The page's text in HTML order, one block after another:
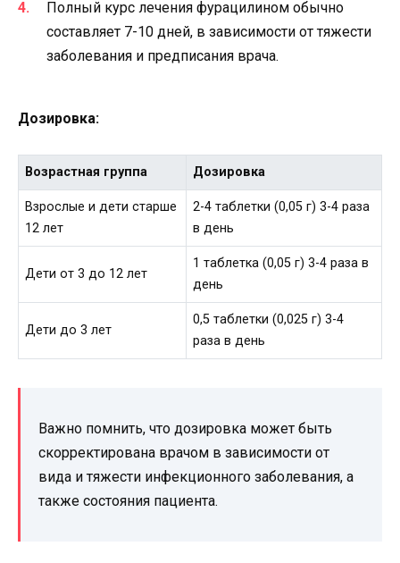
Полный курс лечения фурацилином обычно
составляет 7-10 дней, в зависимости от тяжести
заболевания и предписания врача.
Дозировка:
Возрастная группа Дозировка
Взрослые и дети старше
12 лет
2-4 таблетки (0,05 г) 3-4 раза
в день
Дети от 3 до 12 лет
1 таблетка (0,05 г) 3-4 раза в
день
Дети до 3 лет
0,5 таблетки (0,025 г) 3-4
раза в день
Важно помнить, что дозировка может быть
скорректирована врачом в зависимости от
вида и тяжести инфекционного заболевания, а
также состояния пациента.